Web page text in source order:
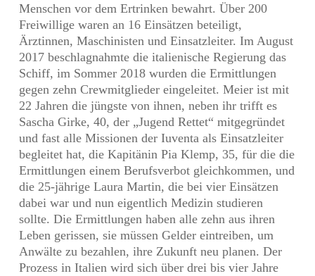
Menschen vor dem Ertrinken bewahrt. Über 200
Freiwillige waren an 16 Einsätzen beteiligt,
Ärztinnen, Maschinisten und Einsatzleiter. Im August
2017 beschlagnahmte die italienische Regierung das
Schiff, im Sommer 2018 wurden die Ermittlungen
gegen zehn Crewmitglieder eingeleitet. Meier ist mit
22 Jahren die jüngste von ihnen, neben ihr trifft es
Sascha Girke, 40, der „Jugend Rettet“ mitgegründet
und fast alle Missionen der Iuventa als Einsatzleiter
begleitet hat, die Kapitänin Pia Klemp, 35, für die die
Ermittlungen einem Berufsverbot gleichkommen, und
die 25-jährige Laura Martin, die bei vier Einsätzen
dabei war und nun eigentlich Medizin studieren
sollte. Die Ermittlungen haben alle zehn aus ihren
Leben gerissen, sie müssen Gelder eintreiben, um
Anwälte zu bezahlen, ihre Zukunft neu planen. Der
Prozess in Italien wird sich über drei bis vier Jahre